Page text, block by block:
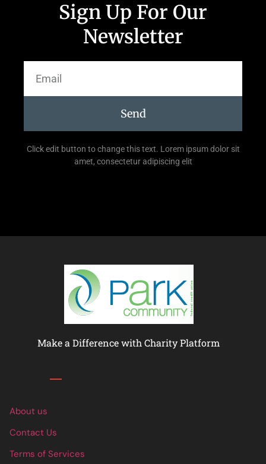
Sign Up For Our
Newsletter
Send
Click edit button to change this text. Lorem ipsum dolor sit
amet, consectetur adipiscing elit
Make a Difference with Charity Platform
About us
Contact Us
Terms of Services